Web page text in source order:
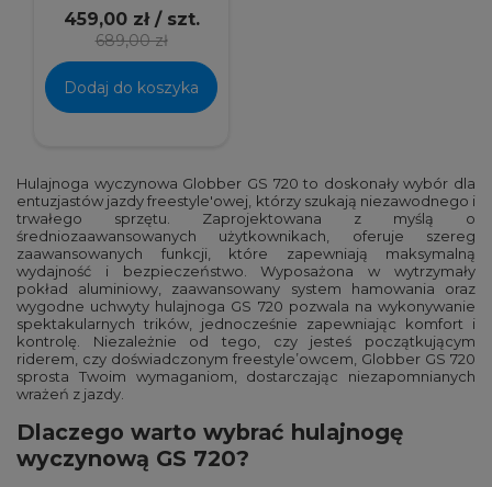
689,00 zł
459,00 zł / szt.
Dodaj do koszyka
Hulajnoga wyczynowa Globber GS 720 to doskonały wybór dla
entuzjastów jazdy freestyle'owej, którzy szukają niezawodnego i
trwałego sprzętu. Zaprojektowana z myślą o
średniozaawansowanych użytkownikach, oferuje szereg
zaawansowanych funkcji, które zapewniają maksymalną
wydajność i bezpieczeństwo. Wyposażona w wytrzymały
pokład aluminiowy, zaawansowany system hamowania oraz
wygodne uchwyty hulajnoga GS 720 pozwala na wykonywanie
spektakularnych trików, jednocześnie zapewniając komfort i
kontrolę. Niezależnie od tego, czy jesteś początkującym
riderem, czy doświadczonym freestyle’owcem, Globber GS 720
sprosta Twoim wymaganiom, dostarczając niezapomnianych
wrażeń z jazdy.
Dlaczego warto wybrać hulajnogę
wyczynową GS 720?